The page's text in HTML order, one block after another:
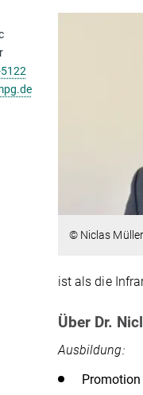
© Niclas Müller
ist als die
Über Dr.
Ausbildung: